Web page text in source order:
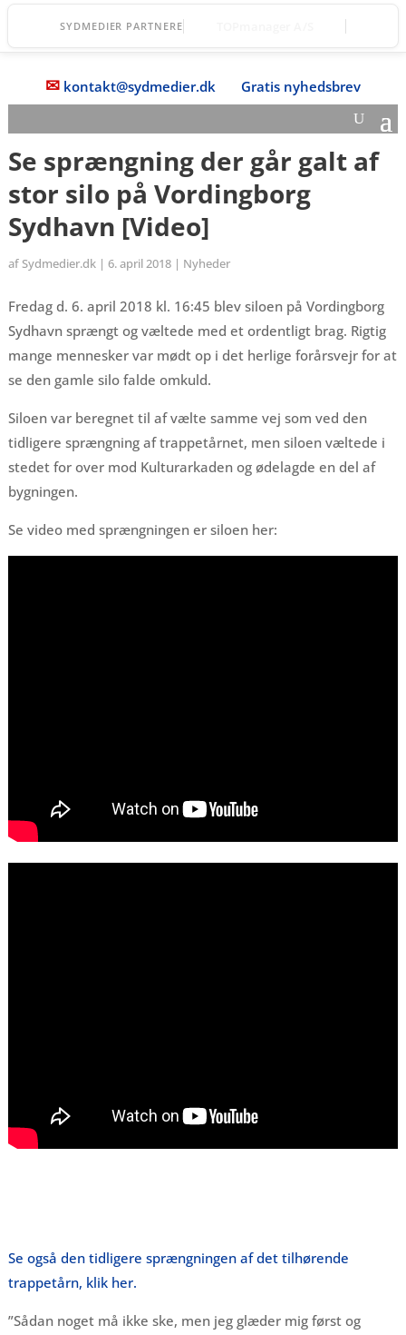
SYDMEDIER PARTNERE
✉ kontakt@sydmedier.dk Gratis nyhedsbrev
Se sprængning der går galt af
stor silo på Vordingborg
Sydhavn [Video]
af Sydmedier.dk| 6. april 2018| Nyheder
Fredag d. 6. april 2018 kl. 16:45 blev siloen på Vordingborg
Sydhavn sprængt og væltede med et ordentligt brag. Rigtig
mange mennesker var mødt op i det herlige forårsvejr for at
se den gamle silo falde omkuld.
Siloen var beregnet til af vælte samme vej som ved den
tidligere sprængning af trappetårnet, men siloen væltede i
stedet for over mod Kulturarkaden og ødelagde en del af
bygningen.
Se video med sprængningen er siloen her:
Se også den tidligere sprængningen af det tilhørende
trappetårn, klik her.
”Sådan noget må ikke ske, men jeg glæder mig først og